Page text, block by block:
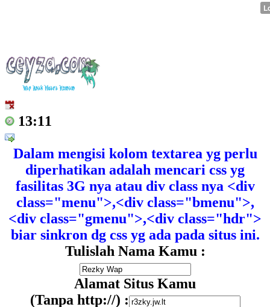
13:11
Dalam mengisi kolom textarea yg perlu
diperhatikan adalah mencari css yg
fasilitas 3G nya atau div class nya <div
class="menu">,<div class="bmenu">,
<div class="gmenu">,<div class="hdr">
biar sinkron dg css yg ada pada situs ini.
Tulislah Nama Kamu :
Alamat Situs Kamu
(Tanpa http://) :